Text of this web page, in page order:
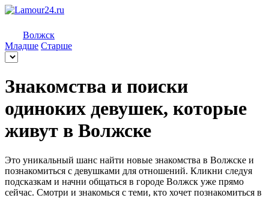
Волжск
Младше Старше
Знакомства и поиски
одиноких девушек, которые
живут в Волжске
Это уникальный шанс найти новые знакомства в Волжске и
познакомиться с девушками для отношений. Кликни следуя
подсказкам и начни общаться в городе Волжск уже прямо
сейчас. Смотри и знакомься с теми, кто хочет познакомиться в